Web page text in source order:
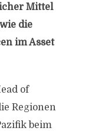
Mittel
die
im Asset
of
Regionen
beim